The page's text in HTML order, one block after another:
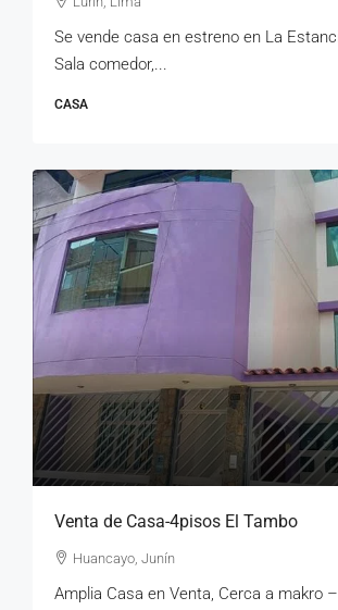
Se vende casa en estreno en La
Sala comedor,...
CASA
Venta de Casa-4pisos El Tambo
Huancayo, Junín
Amplia Casa en Venta, Cerca a makro